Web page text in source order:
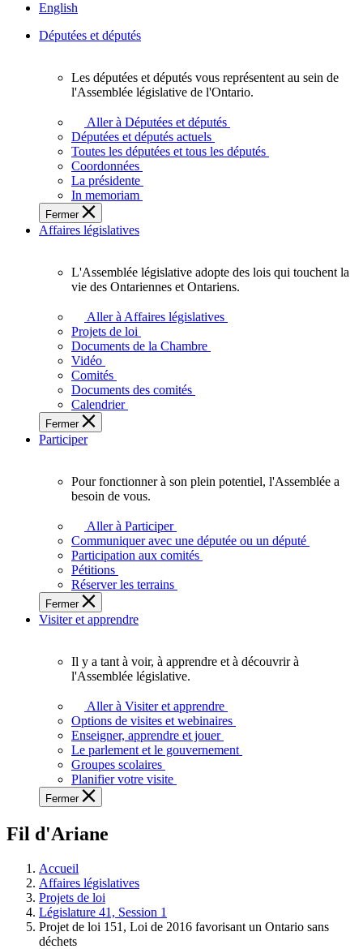
English
Députées et députés
députés
vous
représentent
sein
de
l'Assemblée
législative
l'Ontario.
Les députées et députés vous représentent au sein de
l'Assemblée législative de l'Ontario.
Aller à Députées et députés
Députées et députés actuels
Toutes les députées et tous les députés
Coordonnées
La présidente
In memoriam
Fermer
Affaires législatives
L'Assemblée
adopte
touchent
des
Ontariennes
et
L'Assemblée législative adopte des lois qui touchent la
vie des Ontariennes et Ontariens.
Aller à Affaires législatives
Projets de loi
Documents de la Chambre
Vidéo
Comités
Documents des comités
Calendrier
Fermer
Participer
plein
potentiel,
l'Assemblée
a
besoin
de
Pour fonctionner à son plein potentiel, l'Assemblée a
besoin de vous.
Aller à Participer
Communiquer avec une députée ou un député
Participation aux comités
Pétitions
Réserver les terrains
Fermer
Visiter et apprendre
voir,
apprendre
et
à
à
législative.
Il y a tant à voir, à apprendre et à découvrir à
l'Assemblée législative.
Aller à Visiter et apprendre
Options de visites et webinaires
Enseigner, apprendre et jouer
Le parlement et le gouvernement
Groupes scolaires
Planifier votre visite
Fermer
Fil d'Ariane
Accueil
Affaires législatives
Projets de loi
Législature 41, Session 1
Projet de loi 151, Loi de 2016 favorisant un Ontario sans
déchets